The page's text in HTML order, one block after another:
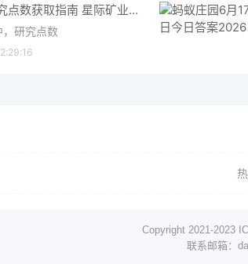
星际矿业研究点数获取指南 星际矿业研究点数获取方法
研究点数
Copyright 2021-2023
联系邮箱：